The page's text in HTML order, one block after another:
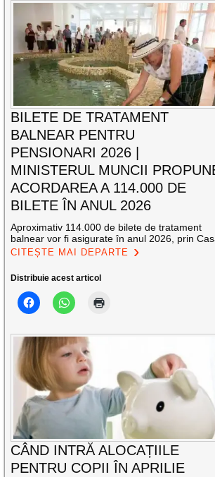
BILETE DE TRATAMENT
BALNEAR PENTRU
PENSIONARI 2026 |
MINISTERUL MUNCII
ACORDAREA A 114.000 DE
BILETE ÎN ANUL 2026
Aproximativ 114.000 de bilete de tratament
balnear vor fi asigurate în anul 2026, prin
CITEȘTE MAI DEPARTE
Distribuie acest articol
CÂND INTRĂ ALOCAȚIILE
PENTRU COPII ÎN APRILIE